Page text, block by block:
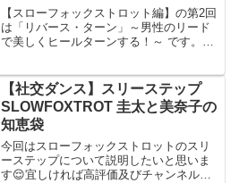
【スローフォックストロット編】の第2回
は「リバース・ターン」～男性のリード
で美しくヒールターンする！～ です。▼
性のヒールターンのときのみです。カウ
ントは「スロー･クイ...
【社交ダンス】スリーステップ
SLOWFOXTROT 圭太と美奈子の
知恵袋
今回はスローフォックストロットのスリ
ーステップについて説明したいと思いま
す😌宜しければ高評価及びチャンネル登